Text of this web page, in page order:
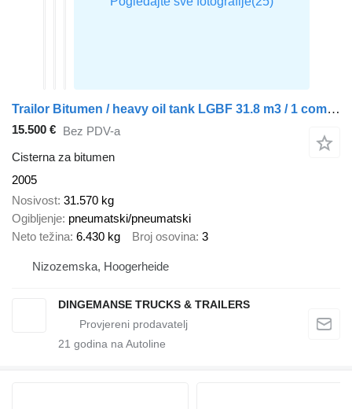
Trailor Bitumen / heavy oil tank LGBF 31.8 m3 / 1 comp + ADR
15.500 € Bez PDV-a
Cisterna za bitumen
2005
Nosivost 31.570 kg
Ogibljenje pneumatski/pneumatski
Neto težina 6.430 kg Broj osovina 3
Nizozemska, Hoogerheide
DINGEMANSE TRUCKS & TRAILERS
21 godina na Autoline